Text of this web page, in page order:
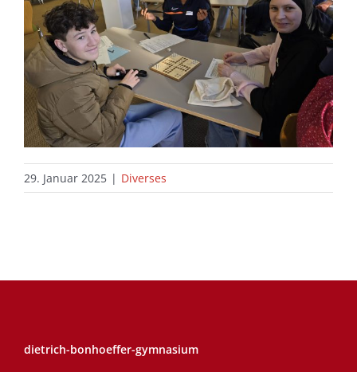
29. Januar 2025 | Diverses
dietrich-bonhoeffer-gymnasium